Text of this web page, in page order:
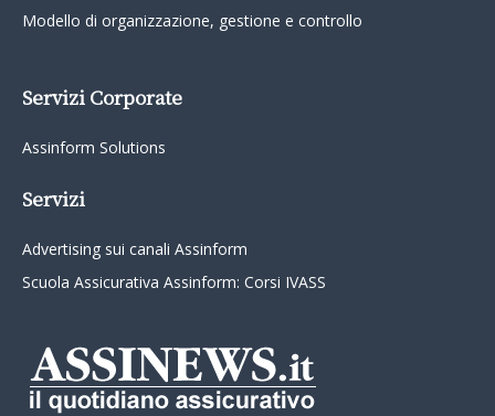
Modello di organizzazione, gestione e controllo
Servizi Corporate
Assinform Solutions
Servizi
Advertising sui canali Assinform
Scuola Assicurativa Assinform: Corsi IVASS